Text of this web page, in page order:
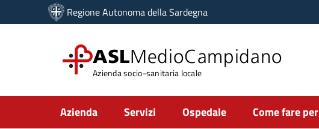
Vai ai contenuti
Vai al menu di navigazione
Regione Autonoma della Sardegna
ASLMedioCampidano
Azienda socio-sanitaria locale
Submenu
Azienda Servizi Ospedale Come fare per